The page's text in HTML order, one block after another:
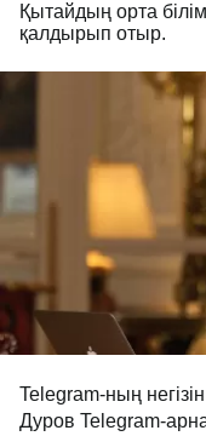
Қытайдың орта
қалдырып отыр.
Telegram-ның
Дуров Telegram-